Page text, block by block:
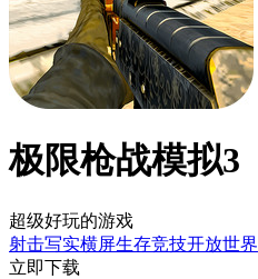
极限枪战模拟3
超级好玩的游戏
射击写实横屏生存竞技开放世界
立即下载